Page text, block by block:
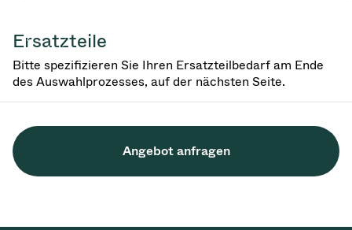
Ersatzteile
Bitte spezifizieren Sie Ihren Ersatzteilbedarf am Ende
des Auswahlprozesses, auf der nächsten Seite.
Angebot anfragen